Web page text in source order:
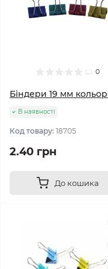
0
Біндери 19 мм
В наявності
Код товару: 18705
2.40 грн
До кошика